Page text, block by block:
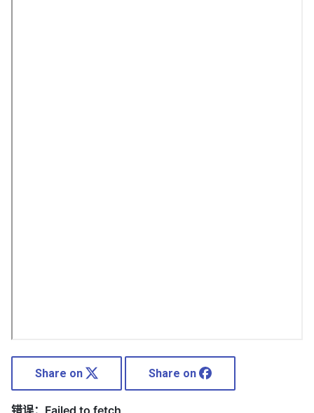
Share on Share on